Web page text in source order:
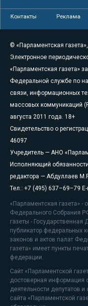
Контакты Реклама
© «Парламентская
Электронное
«Парламентская газета»
Федеральной службе по
связи, информационных
массовых коммуникаций
августа 2011 года. 18+
Свидетельство о
46097
Учредитель — АНО
Исполняющий
редактора — Абдуллаев
Тел.: +7 (495) 637–69–79
«Парламентская газета»
Федерального Собрания
газеты -
публикатор федеральных
законов и актов палат
газета» имеет пункты
федерации.
Сайт «Парламентской
достоверная информация
деятельности депутатов
сайта «Парламентской